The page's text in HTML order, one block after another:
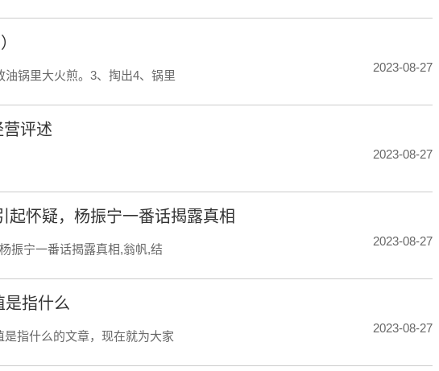
锅里大火煎。3、掏出4、锅里
2023-08-27
评述
2023-08-27
起怀疑，杨振宁一番话揭露真相
振宁一番话揭露真相,翁帆,结
2023-08-27
是指什么
指什么的文章，现在就为大家
2023-08-27